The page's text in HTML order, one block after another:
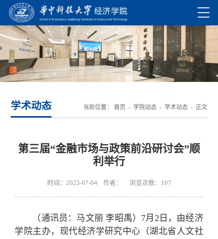
学术动态 当前位置： 首页 - 学院动态- 学术动态- 正文
第三届“金融市场与政策前沿研讨会”顺
利举行
时间：2025-07-04 作者： 浏览次数： 107
（通讯员：马文丽 李昭禹）7月2日，由经济
学院主办，现代经济学研究中心（湖北省人文社